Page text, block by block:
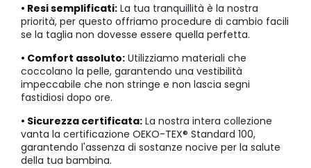
• Resi semplificati: La tua tranquillità è la nostra
priorità, per questo offriamo procedure di cambio facili
se la taglia non dovesse essere quella perfetta.
• Comfort assoluto: Utilizziamo materiali che
coccolano la pelle, garantendo una vestibilità
impeccabile che non stringe e non lascia segni
fastidiosi dopo ore.
• Sicurezza certificata: La nostra intera collezione
vanta la certificazione OEKO-TEX® Standard 100,
garantendo l'assenza di sostanze nocive per la salute
della tua bambina.